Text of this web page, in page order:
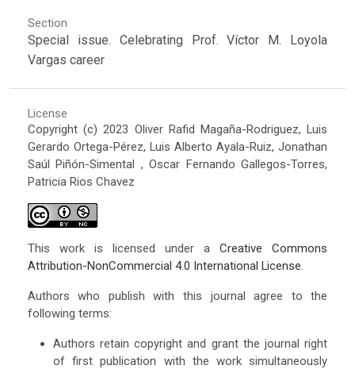
Section
Special issue. Celebrating Prof. Víctor M. Loyola
Vargas career
License
Copyright (c) 2023 Oliver Rafid Magaña-Rodriguez, Luis
Gerardo Ortega-Pérez, Luis Alberto Ayala-Ruiz, Jonathan
Saúl Piñón-Simental , Oscar Fernando Gallegos-Torres,
Patricia Rios Chavez
This work is licensed under aCreative Commons
Attribution-NonCommercial 4.0 International License.
Authors who publish with this journal agree to the
following terms:
Authors retain copyright and grant the journal right
of first publication with the work simultaneously